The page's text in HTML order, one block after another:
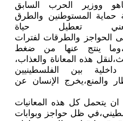
ووزير الحرب السابق
حماية المستوطنين والطرق
يعني تعطيل حياة
الحواجز والطرقات لفترات
ينتج عنها من ضغط
هذه المعاناة والعذاب،
بين الفلسطينيين
والمنع،يخرج الإنسان عن
يتحمل كل هذه المعانيات
ظل حواجز وبوابات